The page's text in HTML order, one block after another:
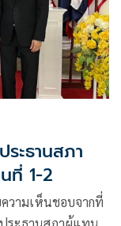
ะธานสภา
ที่ 1-2
วามเห็นชอบจากที่